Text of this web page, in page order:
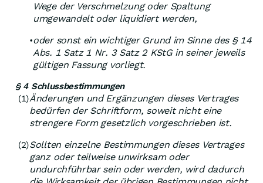
Wege der Verschmelzung oder Spaltung
umgewandelt oder liquidiert werden,
•oder sonst ein wichtiger Grund im Sinne des § 14
Abs. 1 Satz 1 Nr. 3 Satz 2 KStG in seiner jeweils
gültigen Fassung vorliegt.
§ 4 Schlussbestimmungen
(1)Änderungen und Ergänzungen dieses Vertrages
bedürfen der Schriftform, soweit nicht eine
strengere Form gesetzlich vorgeschrieben ist.
(2)Sollten einzelne Bestimmungen dieses Vertrages
ganz oder teilweise unwirksam oder
undurchführbar sein oder werden, wird dadurch